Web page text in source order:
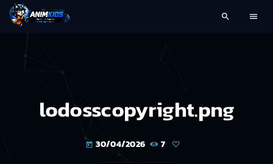
search menu
lodosscopyright.png
today 30/04/2026 7